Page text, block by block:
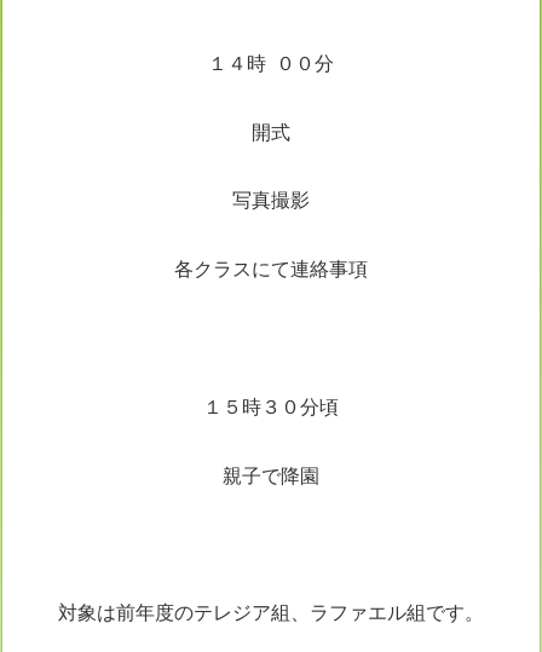
１４時 ００分
開式
写真撮影
各クラスにて連絡事項
１５時３０分頃
親子で降園
対象は前年度のテレジア組、ラファエル組です。